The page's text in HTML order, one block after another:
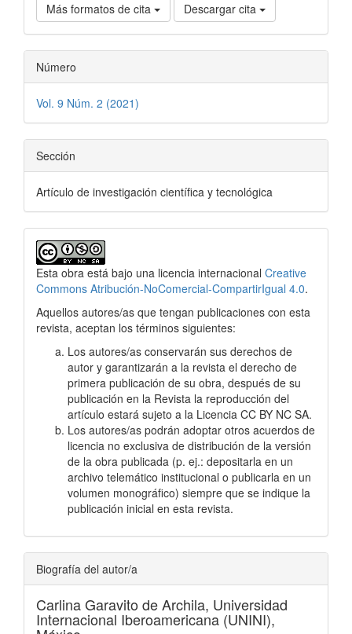
Más formatos de cita Descargar cita
Número
Vol. 9 Núm. 2 (2021)
Sección
Artículo de investigación científica y tecnológica
Esta obra está bajo una licencia internacional Creative
Commons Atribución-NoComercial-CompartirIgual 4.0.
Aquellos autores/as que tengan publicaciones con esta
revista, aceptan los términos siguientes:
Los autores/as conservarán sus derechos de
autor y garantizarán a la revista el derecho de
primera publicación de su obra, después de su
publicación en la Revista la reproducción del
artículo estará sujeto a la Licencia CC BY NC SA.
Los autores/as podrán adoptar otros acuerdos de
licencia no exclusiva de distribución de la versión
de la obra publicada (p. ej.: depositarla en un
archivo telemático institucional o publicarla en un
volumen monográfico) siempre que se indique la
publicación inicial en esta revista.
Biografía del autor/a
Carlina Garavito de Archila, Universidad
Internacional Iberoamericana (UNINI),